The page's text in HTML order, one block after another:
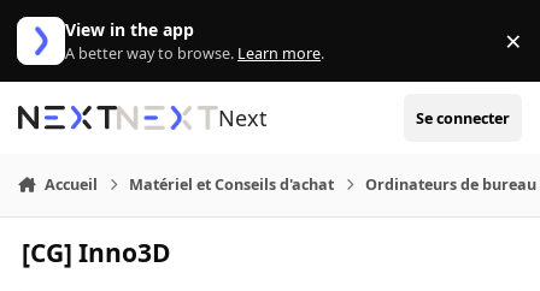
Aller au contenu
View in the app
A better way to browse. Learn more. ×
Next Se connecter
Accueil Matériel et Conseils d'achat Ordinateurs de bureau
[CG] Inno3D